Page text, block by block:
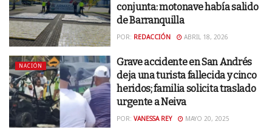
conjunta: motonave había salido
de Barranquilla
POR: REDACCIÓN ABRIL 18, 2026
NACIÓN
Grave accidente en San Andrés
deja una turista fallecida y cinco
heridos; familia solicita traslado
urgente a Neiva
POR: VANESSA REY MAYO 20, 2025